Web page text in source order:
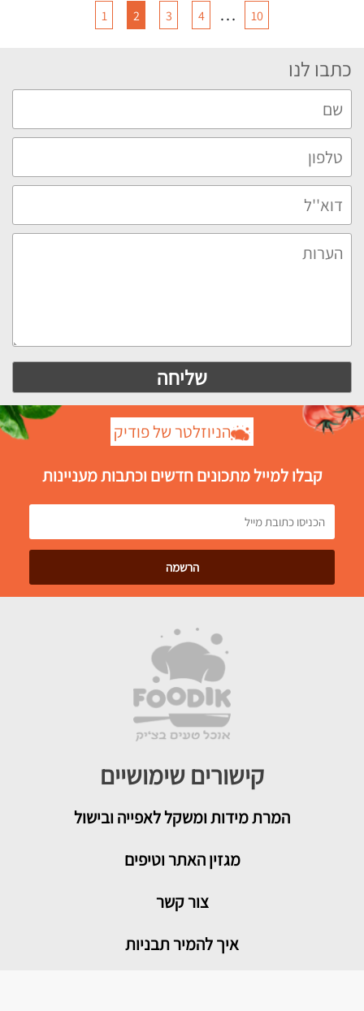
1 2 3 4 … 10
כתבו לנו
הניוזלטר של פודיק
קבלו למייל מתכונים חדשים וכתבות מעניינות
קישורים שימושיים
המרת מידות ומשקל לאפייה ובישול
מגזין האתר וטיפים
צור קשר
איך להמיר תבניות